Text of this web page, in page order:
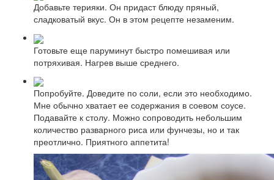
Добавьте терияки. Он придаст блюду пряный,
сладковатый вкус. Он в этом рецепте незаменим.
Готовьте еще паруминут быстро помешивая или
потряхивая. Нагрев выше среднего.
Попробуйте. Доведите по соли, если это необходимо.
Мне обычно хватает ее содержания в соевом соусе.
Подавайте к столу. Можно сопроводить небольшим
количество разварного риса или фунчезы, но и так
преотлично. Приятного аппетита!